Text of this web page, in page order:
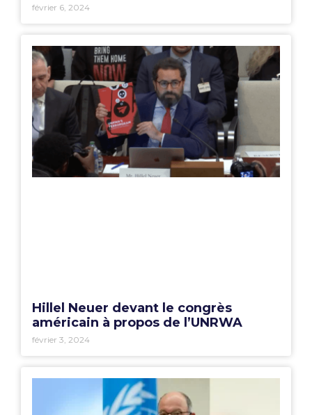
février 6, 2024
Hillel Neuer devant le congrès
américain à propos de l’UNRWA
février 3, 2024